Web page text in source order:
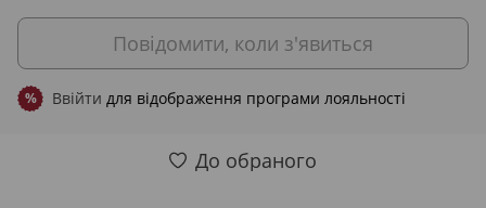
Повідомити, коли з'явиться
% Ввійти для відображення програми лояльності
До обраного